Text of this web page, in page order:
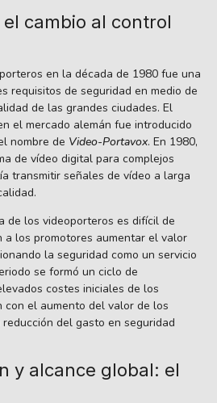
cambio al control
en la década de 1980 fue una
requisitos de seguridad en medio de
de las grandes ciudades. El
el mercado alemán fue introducido
nombre de Video-Portavox. En 1980,
de vídeo digital para complejos
transmitir señales de vídeo a larga
de los videoporteros es difícil de
a los promotores aumentar el valor
la seguridad como un servicio
se formó un ciclo de
costes iniciales de los
con el aumento del valor de los
del gasto en seguridad
y alcance global: el